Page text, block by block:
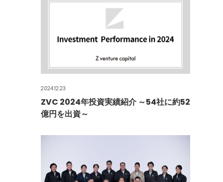
2024.12.23
ZVC 2024年投資実績紹介 ～54社に約52
億円を出資～